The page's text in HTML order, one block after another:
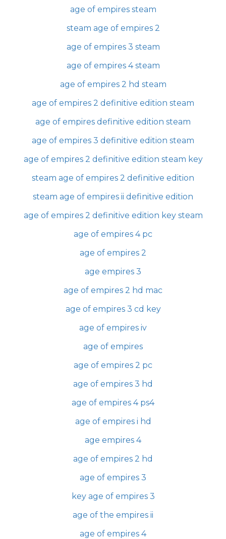
age of empires steam
steam age of empires 2
age of empires 3 steam
age of empires 4 steam
age of empires 2 hd steam
age of empires 2 definitive edition steam
age of empires definitive edition steam
age of empires 3 definitive edition steam
age of empires 2 definitive edition steam key
steam age of empires 2 definitive edition
steam age of empires ii definitive edition
age of empires 2 definitive edition key steam
age of empires 4 pc
age of empires 2
age empires 3
age of empires 2 hd mac
age of empires 3 cd key
age of empires iv
age of empires
age of empires 2 pc
age of empires 3 hd
age of empires 4 ps4
age of empires i hd
age empires 4
age of empires 2 hd
age of empires 3
key age of empires 3
age of the empires ii
age of empires 4